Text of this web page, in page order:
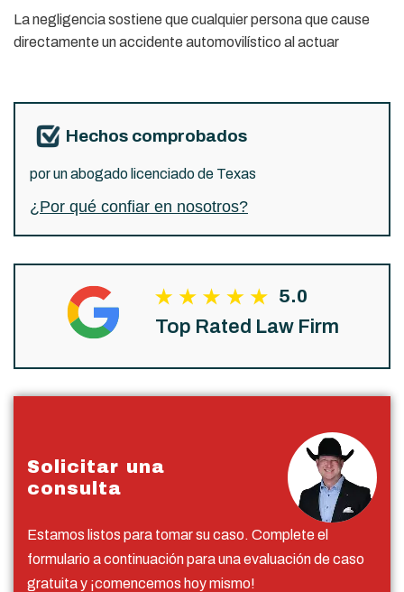
La negligencia sostiene que cualquier persona que cause
directamente un accidente automovilístico al actuar
Hechos comprobados
por un abogado licenciado de Texas
¿Por qué confiar en nosotros?
5.0
Top Rated Law Firm
Solicitar una
consulta
Estamos listos para tomar su caso. Complete el
formulario a continuación para una evaluación de caso
gratuita y ¡comencemos hoy mismo!